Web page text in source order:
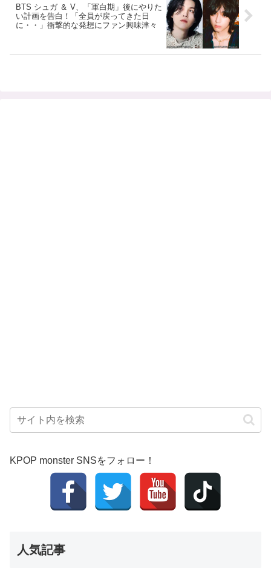
BTS シュガ ＆ V、「軍白期」後にやりた
い計画を告白！「全員が戻ってきた日
に・・」衝撃的な発想にファン興味津々
KPOP monster SNSをフォロー！
人気記事